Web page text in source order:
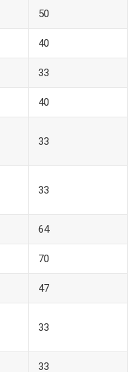
50
40
33
40
33
33
64
70
47
33
33